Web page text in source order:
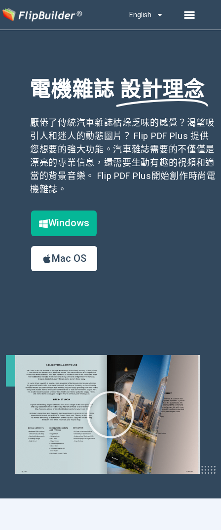
English
電機雜誌 設計理念
厭倦了傳統汽車雜誌枯燥乏味的感覺？渴望吸
引人和迷人的動態圖片？ Flip PDF Plus 提供
您想要的強大功能。汽車雜誌需要的不僅僅是
漂亮的專業信息，還需要生動有趣的視頻和適
當的背景音樂。 Flip PDF Plus開始創作時尚電
機雜誌。
Windows
Mac OS